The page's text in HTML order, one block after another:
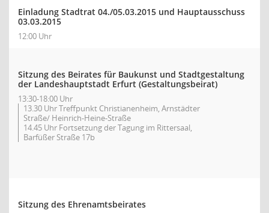
Einladung Stadtrat 04./05.03.2015 und Hauptausschuss
03.03.2015
12:00 Uhr
Sitzung des Beirates für Baukunst und Stadtgestaltung
der Landeshauptstadt Erfurt (Gestaltungsbeirat)
13:30-18:00 Uhr
13.30 Uhr Treffpunkt Christianenheim, Arnstädter
Straße/ Heinrich-Heine-Straße
14.45 Uhr Fortsetzung der Tagung im Rittersaal,
Barfüßer Straße 17b
Sitzung des Ehrenamtsbeirates